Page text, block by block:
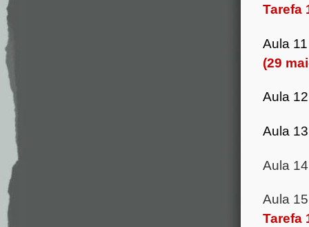
Tarefa
Aula
(29
Aula
Aula
Aula
Aula
Tarefa